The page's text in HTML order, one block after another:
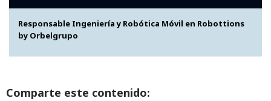
Responsable Ingeniería y Robótica Móvil en Robottions
by Orbelgrupo
Comparte este contenido: